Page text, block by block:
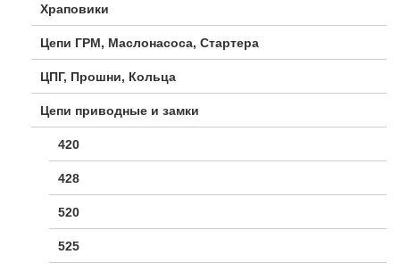
Храповики
Цепи ГРМ, Маслонасоса, Стартера
ЦПГ, Прошни, Кольца
Цепи приводные и замки
420
428
520
525